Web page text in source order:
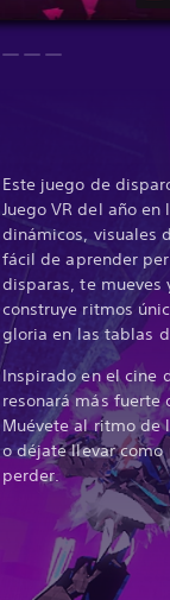
Este juego de
Juego VR del año
dinámicos, visuales
fácil de aprender
disparas, te mueves
construye ritmos
gloria en las tablas
Inspirado en el cine
resonará más fuerte
Muévete al ritmo de
o déjate llevar como
perder.